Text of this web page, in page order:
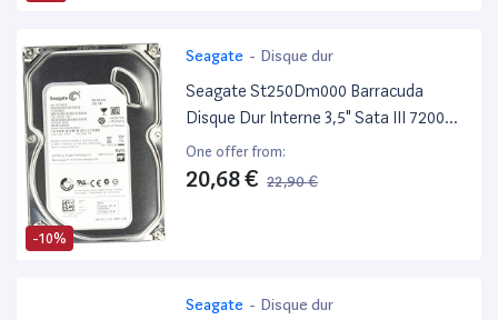
-10%
Seagate - Disque dur
Seagate St250Dm000 Barracuda
Disque Dur Interne 3,5" Sata III 7200
Tours/Min 250 Go
One offer from:
20,68 € 22,90 €
Seagate - Disque dur